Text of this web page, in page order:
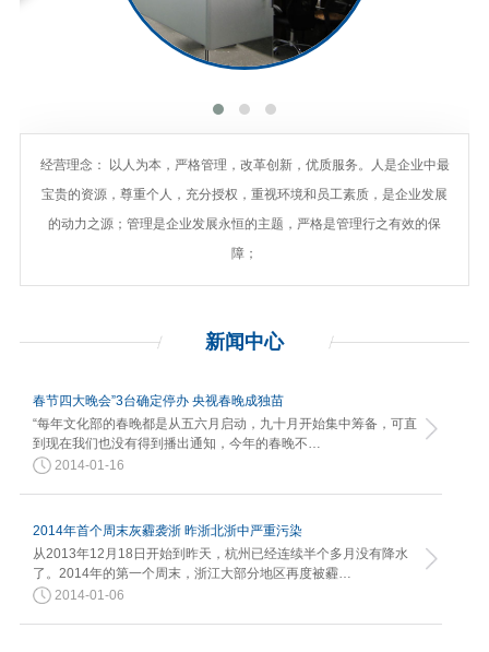
经营理念： 以人为本，严格管理，改革创新，优质服务。人是企业中最
宝贵的资源，尊重个人，充分授权，重视环境和员工素质，是企业发展
的动力之源；管理是企业发展永恒的主题，严格是管理行之有效的保
障；
新闻 中心
春节四大晚会”3台确定停办 央视春晚成独苗
“每年文化部的春晚都是从五六月启动，九十月开始集中筹备，可直
到现在我们也没有得到播出通知，今年的春晚不…
2014-01-16
2014年首个周末灰霾袭浙 昨浙北浙中严重污染
从2013年12月18日开始到昨天，杭州已经连续半个多月没有降水
了。2014年的第一个周末，浙江大部分地区再度被霾…
2014-01-06